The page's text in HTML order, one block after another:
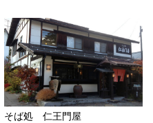
そば処 仁王門屋